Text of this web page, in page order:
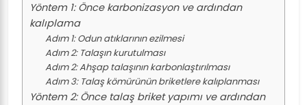
Yöntem 1: Önce karbonizasyon ve ardından
kalıplama
Adım 1: Odun atıklarının ezilmesi
Adım 2: Talaşın kurutulması
Adım 2: Ahşap talaşının karbonlaştırılması
Adım 3: Talaş kömürünün briketlere kalıplanması
Yöntem 2: Önce talaş briket yapımı ve ardından